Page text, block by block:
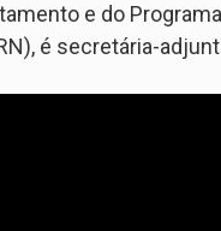
e do
é secretária-